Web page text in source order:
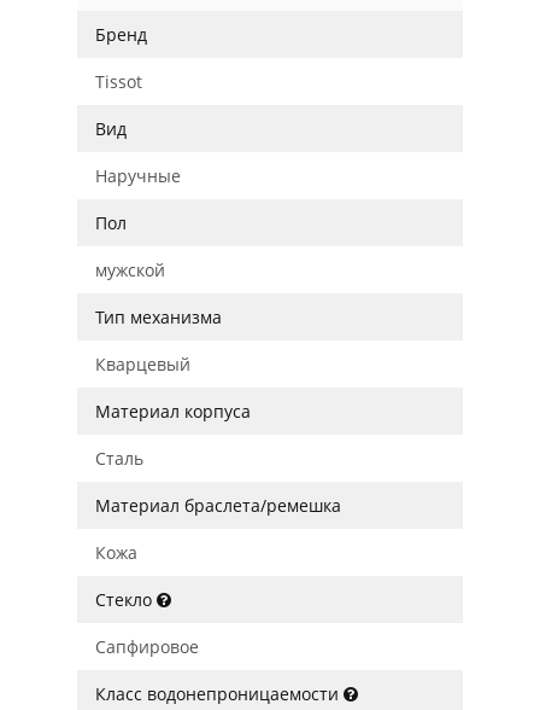
Бренд
Tissot
Вид
Наручные
Пол
мужской
Тип механизма
Кварцевый
Материал корпуса
Сталь
Материал браслета/ремешка
Кожа
Стекло
Сапфировое
Класс водонепроницаемости